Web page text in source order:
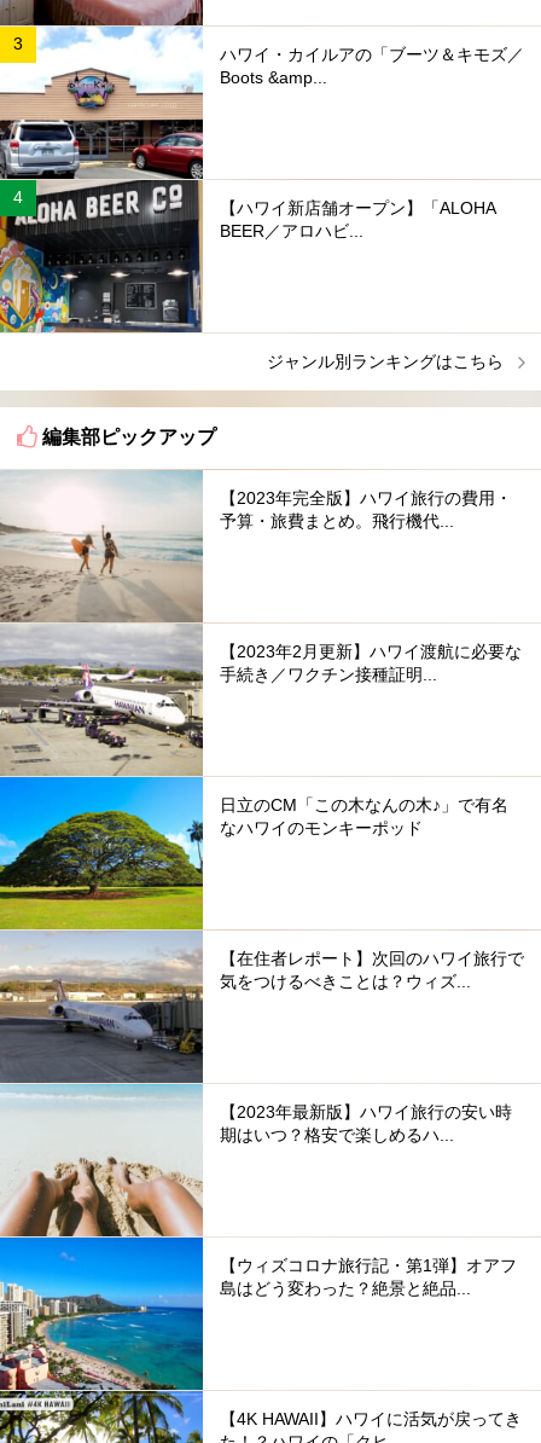
ハワイ・カイルアの「ブーツ＆キモズ／
Boots &amp...
【ハワイ新店舗オープン】「ALOHA
BEER／アロハビ...
ジャンル別ランキングはこちら
編集部ピックアップ
【2023年完全版】ハワイ旅行の費用・
予算・旅費まとめ。飛行機代...
【2023年2月更新】ハワイ渡航に必要な
手続き／ワクチン接種証明...
日立のCM「この木なんの木♪」で有名
なハワイのモンキーポッド
【在住者レポート】次回のハワイ旅行で
気をつけるべきことは？ウィズ...
【2023年最新版】ハワイ旅行の安い時
期はいつ？格安で楽しめるハ...
【ウィズコロナ旅行記・第1弾】オアフ
島はどう変わった？絶景と絶品...
【4K HAWAII】ハワイに活気が戻ってき